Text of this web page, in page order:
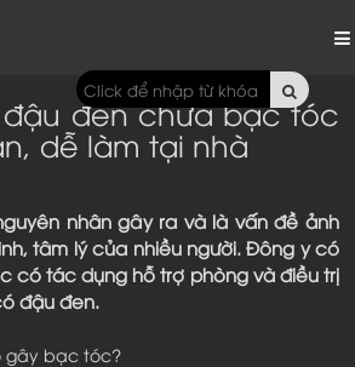
đen chữa bạc tóc
dễ làm tại nhà
nhân gây ra và là vấn đề ảnh
tâm lý của nhiều người. Đông y có
có tác dụng hỗ trợ phòng và điều trị
đậu đen.
gây bạc tóc?